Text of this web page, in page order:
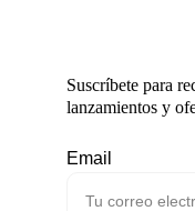
Email
Suscríbete para
lanzamientos y